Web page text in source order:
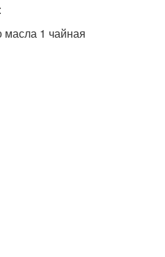
масла 1 чайная